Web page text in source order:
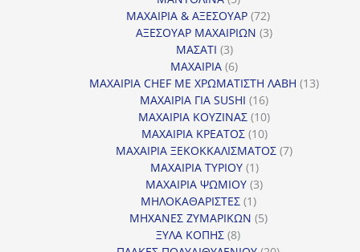
προϊόντα
ΜΑΧΑΙΡΙΑ & ΑΞΕΣΟΥΑΡ 7272
προϊόντα
ΑΞΕΣΟΥΑΡ ΜΑΧΑΙΡΙΩΝ 33
ΜΑΣΑΤΙ 33
προϊόντα
ΜΑΧΑΙΡΙΑ 66
προϊόντα
ΜΑΧΑΙΡΙΑ CHEF ΜΕ ΧΡΩΜΑΤΙΣΤΗ ΛΑΒΗ 1313
ΜΑΧΑΙΡΙΑ ΓΙΑ SUSHI 1616
προϊόντα
ΜΑΧΑΙΡΙΑ ΚΟΥΖΙΝΑΣ 1010
προϊόντα
ΜΑΧΑΙΡΙΑ ΚΡΕΑΤΟΣ 1010
προϊόντα
ΜΑΧΑΙΡΙΑ ΞΕΚΟΚΚΑΛΙΣΜΑΤΟΣ 77
ΜΑΧΑΙΡΙΑ ΤΥΡΙΟΥ 11
προϊόν
ΜΑΧΑΙΡΙΑ ΨΩΜΙΟΥ 33
ΜΗΛΟΚΑΘΑΡΙΣΤΕΣ 11
προϊόν
ΜΗΧΑΝΕΣ ΖΥΜΑΡΙΚΩΝ 55
ΞΥΛΑ ΚΟΠΗΣ 88